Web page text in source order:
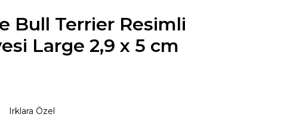
Bull Terrier Resimli
Large 2,9 x 5 cm
Irklara Özel